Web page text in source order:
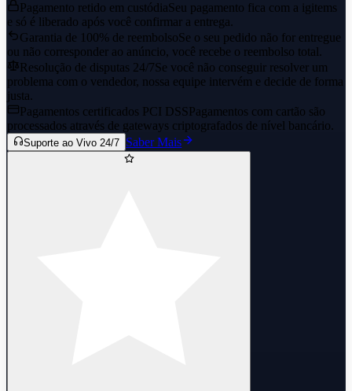
Pagamento retido em custódiaSeu pagamento fica com a igitems
e só é liberado após você confirmar a entrega.
Garantia de 100% de reembolsoSe o seu pedido não for entregue
ou não corresponder ao anúncio, você recebe o reembolso total.
Resolução de disputas 24/7Se você não conseguir resolver um
problema com o vendedor, nossa equipe intervém e decide de forma
justa.
Pagamentos certificados PCI DSSPagamentos com cartão são
processados através de gateways criptografados de nível bancário.
Suporte ao Vivo 24/7 Saber Mais